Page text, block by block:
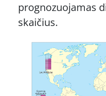
prognozuojamas
skaičius.